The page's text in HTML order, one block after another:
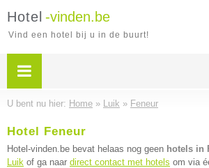
Hotel -vinden.be
Vind een hotel bij u in de buurt!
U bent nu hier: Home » Luik » Feneur
Hotel Feneur
Hotel-vinden.be bevat helaas nog geen hotels in
Luik of ga naar direct contact met hotels om via